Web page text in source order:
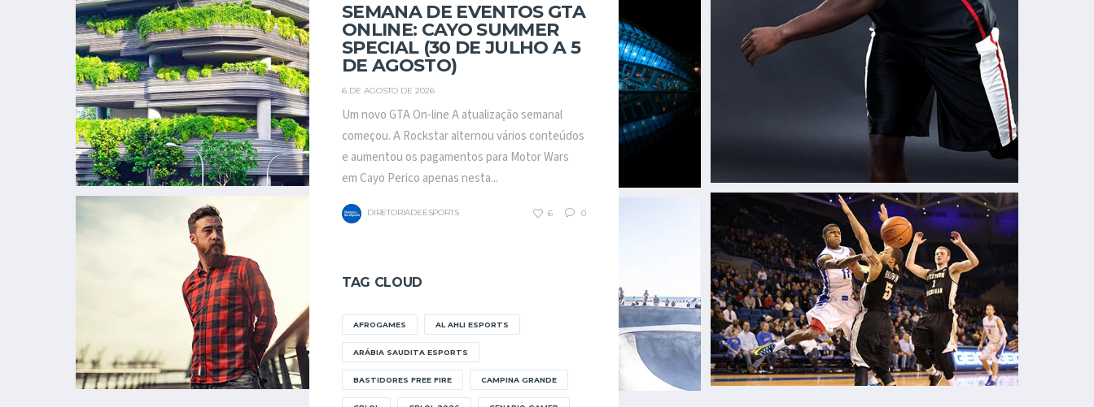
SEMANA DE EVENTOS GTA
ONLINE: CAYO SUMMER
SPECIAL (30 DE JULHO A 5
DE AGOSTO)
6 DE AGOSTO DE 2026
Um novo GTA On-line A atualização semanal
começou. A Rockstar alternou vários conteúdos
e aumentou os pagamentos para Motor Wars
em Cayo Perico apenas nesta...
DIRETORIADEESPORTS 6 0
TAG CLOUD
AFROGAMES AL AHLI ESPORTS
ARÁBIA SAUDITA ESPORTS
BASTIDORES FREE FIRE CAMPINA GRANDE